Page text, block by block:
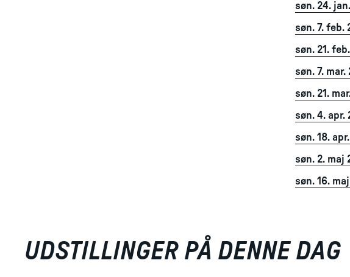
søn. 24.
søn. 7. feb.
søn. 21.
søn. 7. mar.
søn. 21.
søn. 4. apr.
søn. 18.
søn. 2. maj
søn. 16.
UDSTILLINGER PÅ DENNE DAG